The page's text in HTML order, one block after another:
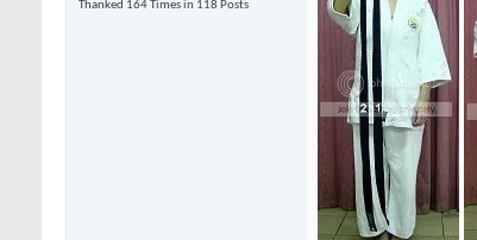
Thanked 164 Times in 118 Posts